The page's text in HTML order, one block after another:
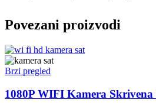
Povezani proizvodi
Brzi pregled
1080P WIFI Kamera Skrivena